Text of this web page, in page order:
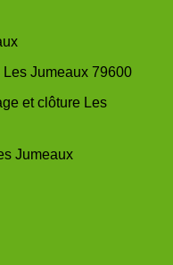
Jumeaux 79600
et clôture Les
Jumeaux